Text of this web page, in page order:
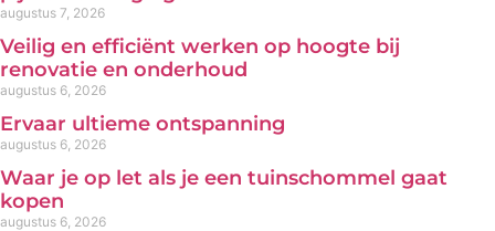
augustus 7, 2026
Veilig en efficiënt werken op hoogte bij
renovatie en onderhoud
augustus 6, 2026
Ervaar ultieme ontspanning
augustus 6, 2026
Waar je op let als je een tuinschommel gaat
kopen
augustus 6, 2026